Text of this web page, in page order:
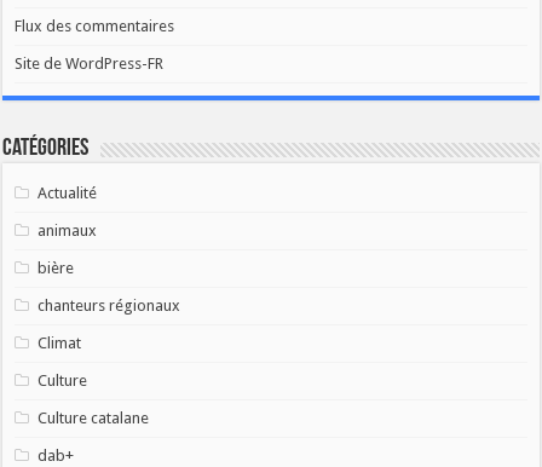
Flux des commentaires
Site de WordPress-FR
Catégories
Actualité
animaux
bière
chanteurs régionaux
Climat
Culture
Culture catalane
dab+